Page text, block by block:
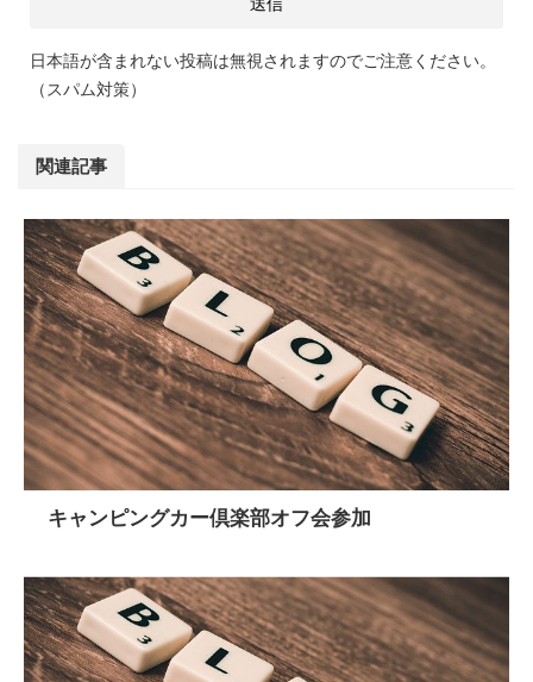
日本語が含まれない投稿は無視されますのでご注意ください。
（スパム対策）
関連記事
キャンピングカー倶楽部オフ会参加